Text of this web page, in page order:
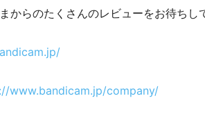
らのたくさんのレビューをお待ちし
www.bandicam.jp/company/